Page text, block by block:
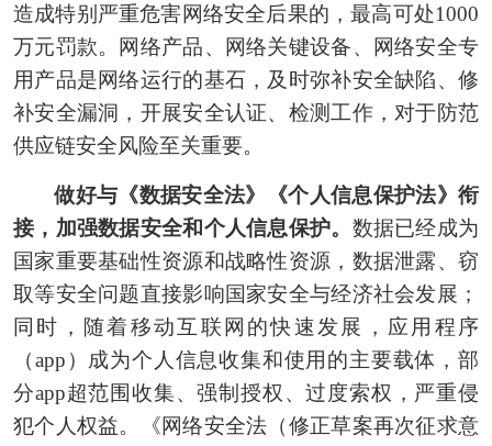
造成特别严重危害网络安全后果的，最高可处1000
万元罚款。网络产品、网络关键设备、网络安全专
用产品是网络运行的基石，及时弥补安全缺陷、修
补安全漏洞，开展安全认证、检测工作，对于防范
供应链安全风险至关重要。
做好与《数据安全法》《个人信息保护法》衔
接，加强数据安全和个人信息保护。 数据已经成为
国家重要基础性资源和战略性资源，数据泄露、窃
取等安全问题直接影响国家安全与经济社会发展；
同时，随着移动互联网的快速发展，应用程序
（app）成为个人信息收集和使用的主要载体，部
分app超范围收集、强制授权、过度索权，严重侵
犯个人权益。《网络安全法（修正草案再次征求意